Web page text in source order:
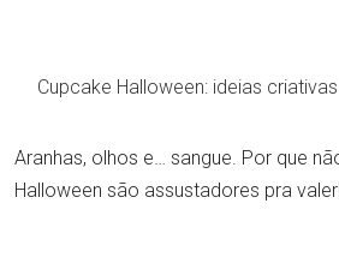
Cupcake Halloween: ideias
Aranhas, olhos e… sangue. Por que
Halloween são assustadores pra